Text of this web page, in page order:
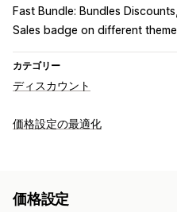
Fast Bundle: Bundles Discounts
Sales badge on different theme
カテゴリー
ディスカウント
ディスカウントの種類
カートディスカウント
価格設定の最適化
ボリュームディスカウント
価格設定